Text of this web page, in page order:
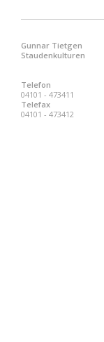
Gunnar Tietgen
Staudenkulturen
Telefon
04101 - 473411
Telefax
04101 - 473412